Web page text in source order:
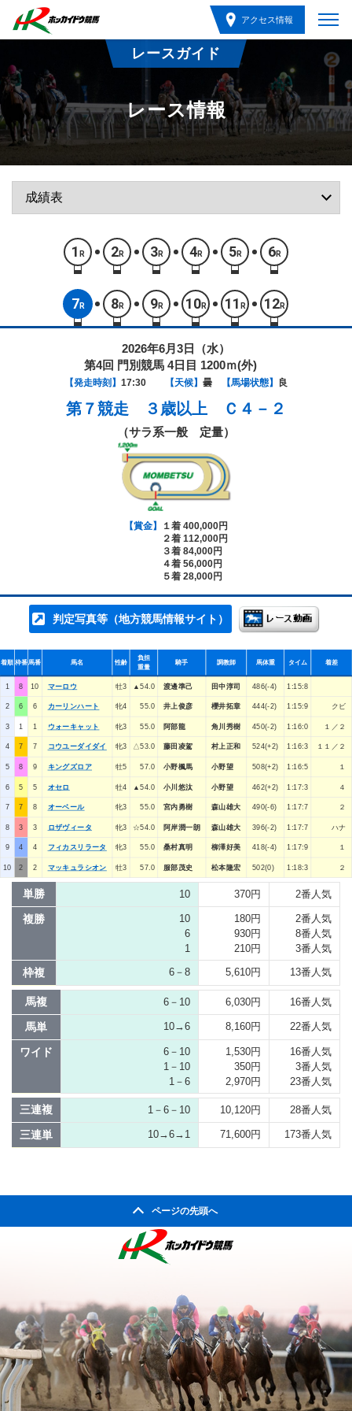
アクセス情報
レースガイド
レース情報
1 R 2R 3R 4R 5R 6R
7 R 8R 9R 10R 11 R 12R
2026年6月3日（水）
第4回 門別競馬 4日目 1200ｍ(外)
【発走時刻】 17:30 【天候】 曇 【馬場状態】 良
第７競走 ３歳以上 Ｃ４－２
（サラ系一般 定量）
【賞金】
１着 400,000円
２着 112,000円
３着 84,000円
４着 56,000円
５着 28,000円
判定写真等（地方競馬情報サイト）
着順 枠番馬番 馬名 性齢
負担
重量
騎手 調教師 馬体重 タイム 着差
1 8 10 マーロウ 牡3 ▲54.0 渡邊準己 田中淳司 486(-4) 1:15:8
2 6 6 カーリンハート 牝4 55.0 井上俊彦 櫻井拓章 444(-2) 1:15:9 クビ
3 1 1 ウォーキャット 牝3 55.0 阿部龍 角川秀樹 450(-2) 1:16:0 １／２
4 7 7 コウユーダイダイ 牝3 △53.0 藤田凌駕 村上正和 524(+2) 1:16:3 １１／２
5 8 9 キングズロア 牡5 57.0 小野楓馬 小野望 508(+2) 1:16:5 １
6 5 5 オセロ 牡4 ▲54.0 小川悠汰 小野望 462(+2) 1:17:3 ４
7 7 8 オーベール 牝3 55.0 宮内勇樹 森山雄大 490(-6) 1:17:7 ２
8 3 3 ロザヴィータ 牝3 ☆54.0 阿岸潤一朗 森山雄大 396(-2) 1:17:7 ハナ
9 4 4 フィカスリラータ 牝3 55.0 桑村真明 柳澤好美 418(-4) 1:17:9 １
10 2 2 マッキュラシオン 牡3 57.0 服部茂史 松本隆宏 502(0) 1:18:3 ２
単勝 10 370円 2番人気
複勝
10
6
1
180円
930円
210円
2番人気
8番人気
3番人気
枠複 6－8 5,610円 13番人気
馬複 6－10 6,030円 16番人気
馬単 10→6 8,160円 22番人気
ワイド
6－10
1－10
1－6
1,530円
350円
2,970円
16番人気
3番人気
23番人気
三連複 1－6－10 10,120円 28番人気
三連単 10→6→1 71,600円 173番人気
ページの先頭へ